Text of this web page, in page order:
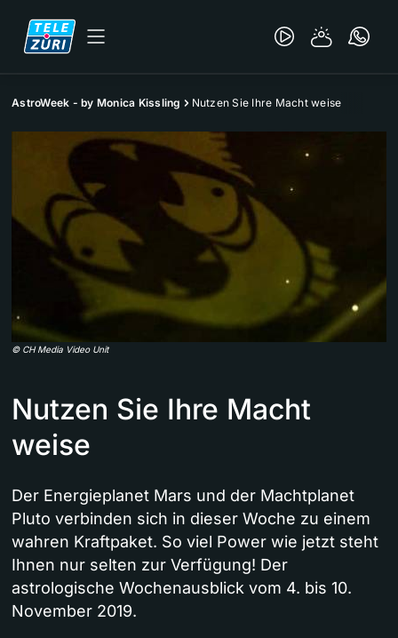
AstroWeek - by Monica Kissling Nutzen Sie Ihre Macht weise
© CH Media Video Unit
Nutzen Sie Ihre Macht
weise
Der Energieplanet Mars und der Machtplanet
Pluto verbinden sich in dieser Woche zu einem
wahren Kraftpaket. So viel Power wie jetzt steht
Ihnen nur selten zur Verfügung! Der
astrologische Wochenausblick vom 4. bis 10.
November 2019.